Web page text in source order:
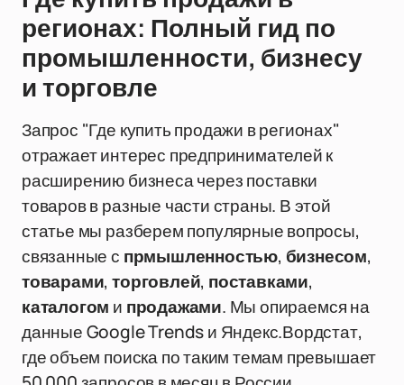
регионах: Полный гид по
промышленности, бизнесу
и торговле
Запрос "Где купить продажи в регионах"
отражает интерес предпринимателей к
расширению бизнеса через поставки
товаров в разные части страны. В этой
статье мы разберем популярные вопросы,
связанные с прмышленностью, бизнесом,
товарами,торговлей, поставками,
каталогом и продажами. Мы опираемся на
данные Google Trends и Яндекс.Вордстат,
где объем поиска по таким темам превышает